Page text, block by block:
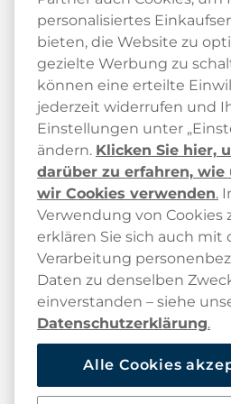
Paketstatus &
Retoure
personalisiertes
bieten, die Website zu
gezielte Werbung zu
können eine erteilte
jederzeit widerrufen und
Einstellungen unter
ändern. Klicken Sie hier,
darüber zu erfahren, wie
wir Cookies verwenden.
Verwendung von Cookies
erklären Sie sich auch mit
Verarbeitung
Daten zu denselben
einverstanden – siehe
Datenschutzerklärung.
Alle Cookies